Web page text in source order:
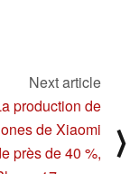
Next article
production de
de Xiaomi
près de 40 %,
⟩